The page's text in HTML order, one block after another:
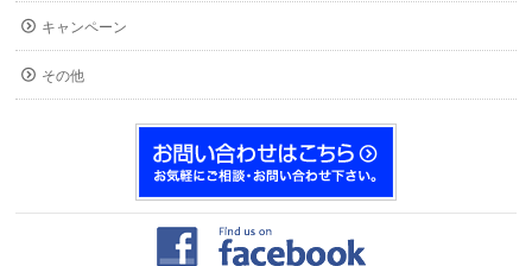
キャンペーン
その他